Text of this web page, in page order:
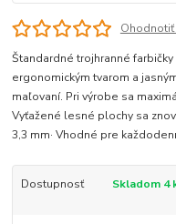
Štandardné trojhranné
ergonomickým tvarom a
maľovaní. Pri výrobe sa
Vyťažené lesné plochy sa
3,3 mm· Vhodné pre
Dostupnosť Skladom 4